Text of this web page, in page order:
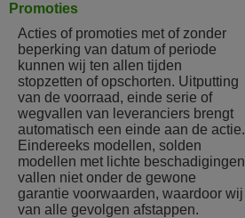
Promoties
Acties of promoties met of zonder
beperking van datum of periode
kunnen wij ten allen tijden
stopzetten of opschorten. Uitputting
van de voorraad, einde serie of
wegvallen van leveranciers brengt
automatisch een einde aan de actie.
Eindereeks modellen, solden
modellen met lichte beschadigingen
vallen niet onder de gewone
garantie voorwaarden, waardoor wij
van alle gevolgen afstappen.